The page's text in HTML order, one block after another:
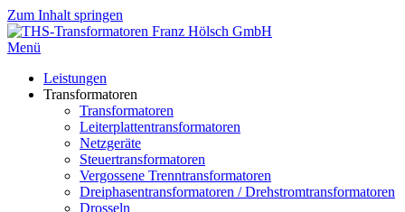
Zum Inhalt springen
Menü
Leistungen
Transformatoren
Transformatoren
Leiterplattentransformatoren
Netzgeräte
Steuertransformatoren
Vergossene Trenntransformatoren
Dreiphasentransformatoren / Drehstromtransformatoren
Drosseln